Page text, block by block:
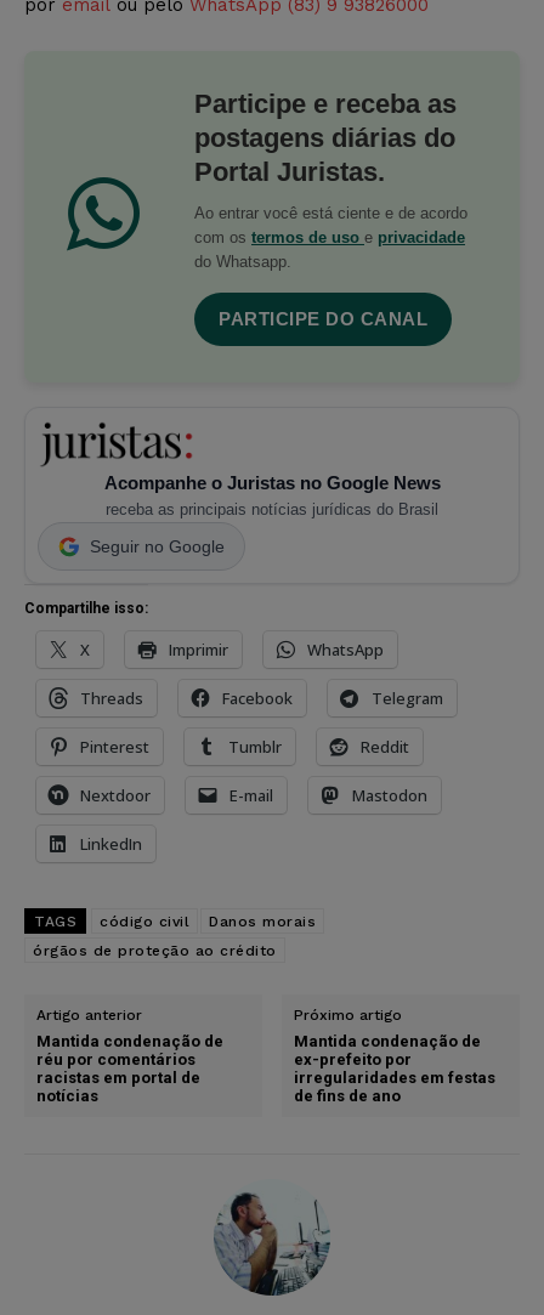
por email ou pelo WhatsApp (83) 9 93826000
Participe e receba as
postagens diárias do
Portal Juristas.
Ao entrar você está ciente e de acordo
com os termos de uso e privacidade
do Whatsapp.
PARTICIPE DO CANAL
Acompanhe o Juristas no Google News
receba as principais notícias jurídicas do Brasil
Seguir no Google
Compartilhe isso:
X Imprimir WhatsApp
Threads Facebook Telegram
Pinterest Tumblr Reddit
Nextdoor E-mail Mastodon
LinkedIn
TAGS código civil
Danos morais
órgãos de proteção ao crédito
Artigo anterior
Mantida condenação de
réu por comentários
racistas em portal de
notícias
Próximo artigo
Mantida condenação de
ex-prefeito por
irregularidades em festas
de fins de ano